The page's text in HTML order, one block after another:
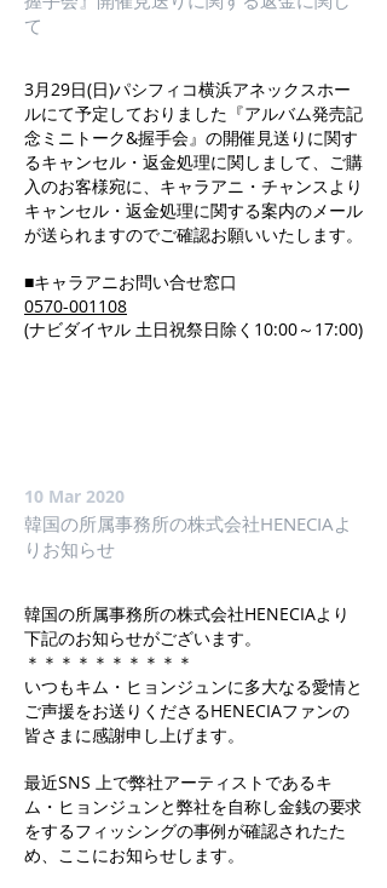
て
3月29日(日)パシフィコ横浜アネックスホー
ルにて予定しておりました『アルバム発売記
念ミニトーク&握手会』の開催見送りに関す
るキャンセル・返金処理に関しまして、ご購
入のお客様宛に、キャラアニ・チャンスより
キャンセル・返金処理に関する案内のメール
が送られますのでご確認お願いいたします。
■キャラアニお問い合せ窓口
0570-001108
(ナビダイヤル 土日祝祭日除く10:00～17:00)
10 Mar 2020
韓国の所属事務所の株式会社HENECIAよ
りお知らせ
韓国の所属事務所の株式会社HENECIAより
下記のお知らせがございます。
＊＊＊＊＊＊＊＊＊＊
いつもキム・ヒョンジュンに多大なる愛情と
ご声援をお送りくださるHENECIAファンの
皆さまに感謝申し上げます。
最近SNS 上で弊社アーティストであるキ
ム・ヒョンジュンと弊社を自称し金銭の要求
をするフィッシングの事例が確認されたた
め、ここにお知らせします。